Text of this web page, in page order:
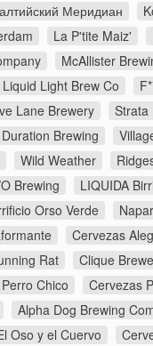
Меридиан
La P'tite Maiz'
McAllister
Liquid Light Brew Co
Lane Brewery Strata
Duration Brewing
Wild Weather
Brewing LIQUIDA
Orso Verde
Cervezas
Rat Clique
Perro Chico Cervezas
Alpha Dog Brewing
Oso y el Cuervo